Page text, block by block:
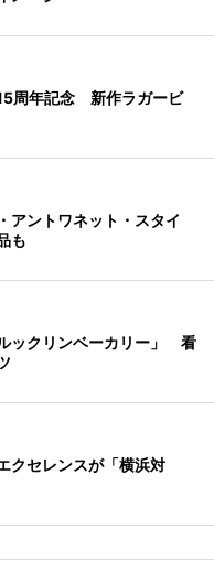
周年記念 新作ラガービ
アントワネット・スタイ
も
ックリンベーカリー」 看
クセレンスが「横浜対